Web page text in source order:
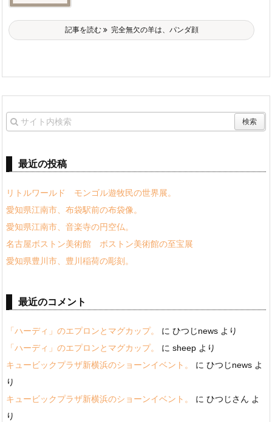
記事を読む 完全無欠の羊は、パンダ顔
最近の投稿
リトルワールド モンゴル遊牧民の世界展。
愛知県江南市、布袋駅前の布袋像。
愛知県江南市、音楽寺の円空仏。
名古屋ボストン美術館 ボストン美術館の至宝展
愛知県豊川市、豊川稲荷の彫刻。
最近のコメント
「ハーディ」のエプロンとマグカップ。 に ひつじnews より
「ハーディ」のエプロンとマグカップ。
に sheep より
キュービックプラザ新横浜のショーンイベント。
に ひつじnews よ
り
キュービックプラザ新横浜のショーンイベント。
に ひつじさん よ
り